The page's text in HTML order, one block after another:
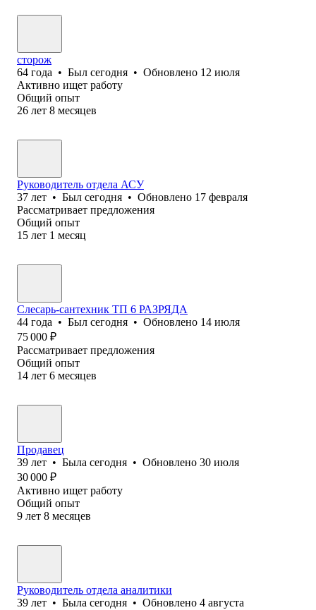
сторож
64 года • Был сегодня • Обновлено 12 июля
Активно ищет работу
Общий опыт
26 лет 8 месяцев
Руководитель отдела АСУ
37 лет • Был сегодня • Обновлено 17 февраля
Рассматривает предложения
Общий опыт
15 лет 1 месяц
Слесарь-сантехник ТП 6 РАЗРЯДА
44 года • Был сегодня • Обновлено 14 июля
75 000 ₽
Рассматривает предложения
Общий опыт
14 лет 6 месяцев
Продавец
39 лет • Была сегодня • Обновлено 30 июля
30 000 ₽
Активно ищет работу
Общий опыт
9 лет 8 месяцев
Руководитель отдела аналитики
39 лет • Была сегодня • Обновлено 4 августа